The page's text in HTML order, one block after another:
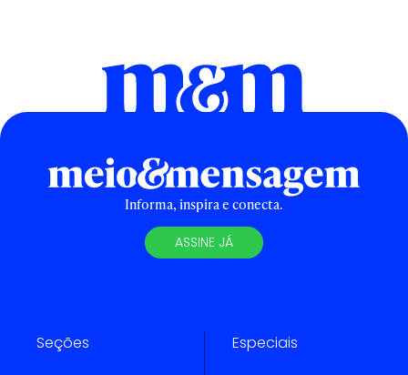
Informa, inspira e conecta.
ASSINE JÁ
Seções Especiais